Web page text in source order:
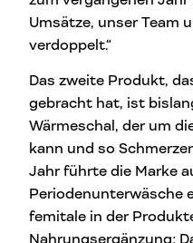
Umsätze, unser Team
verdoppelt.“
Das zweite Produkt,
gebracht hat, ist
Wärmeschal, der um
kann und so
Jahr führte die Marke
Periodenunterwäsche
femitale in der
Nahrungsergänzung: